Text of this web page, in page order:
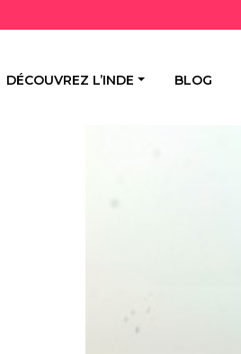
DÉCOUVREZ L’INDE BLOG